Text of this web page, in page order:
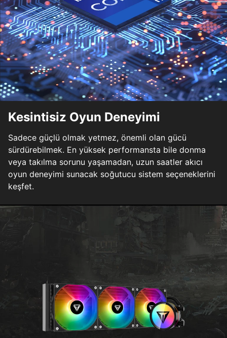
Kesintisiz Oyun Deneyimi
Sadece güçlü olmak yetmez, önemli olan gücü
sürdürebilmek. En yüksek performansta bile donma
veya takılma sorunu yaşamadan, uzun saatler akıcı
oyun deneyimi sunacak soğutucu sistem seçeneklerini
keşfet.